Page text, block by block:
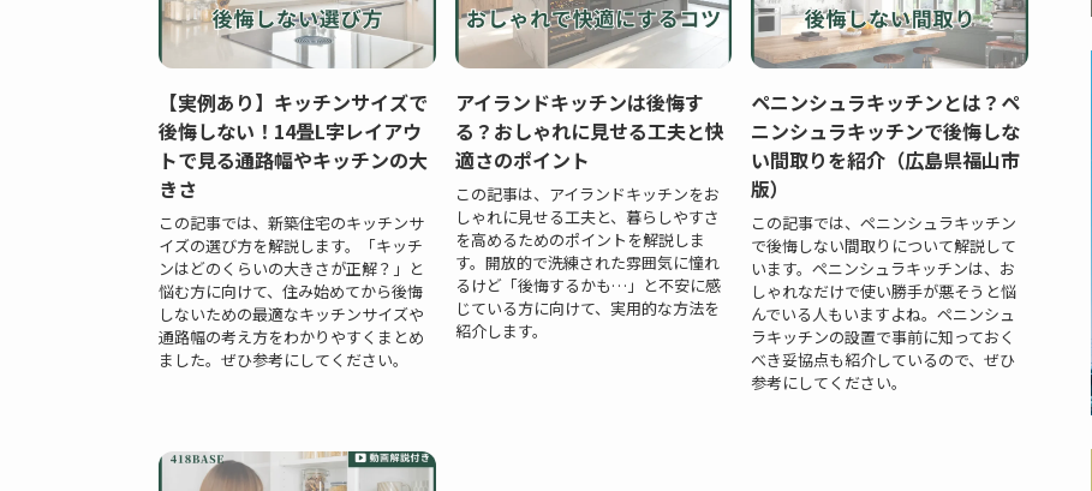
【実例あり】キッチンサイズで
後悔しない！14畳L字レイアウ
トで見る通路幅やキッチンの大
きさ
この記事では、新築住宅のキッチンサ
イズの選び方を解説します。「キッチ
ンはどのくらいの大きさが正解？」と
悩む方に向けて、住み始めてから後悔
しないための最適なキッチンサイズや
通路幅の考え方をわかりやすくまとめ
ました。ぜひ参考にしてください。
アイランドキッチンは後悔す
る？おしゃれに見せる工夫と快
適さのポイント
この記事は、アイランドキッチンをお
しゃれに見せる工夫と、暮らしやすさ
を高めるためのポイントを解説しま
す。開放的で洗練された雰囲気に憧れ
るけど「後悔するかも…」と不安に感
じている方に向けて、実用的な方法を
紹介します。
ペニンシュラキッチンとは？ペ
ニンシュラキッチンで後悔しな
い間取りを紹介（広島県福山市
版）
この記事では、ペニンシュラキッチン
で後悔しない間取りについて解説して
います。ペニンシュラキッチンは、お
しゃれなだけで使い勝手が悪そうと悩
んでいる人もいますよね。ペニンシュ
ラキッチンの設置で事前に知っておく
べき妥協点も紹介しているので、ぜひ
参考にしてください。